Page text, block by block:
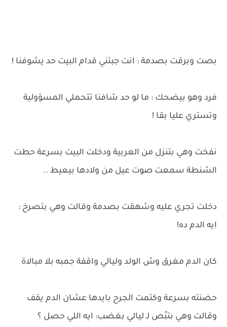
بصت وبرقت بصدمة : انت جبتني قدام البيت حد يشوفنا !
فرد وهو بيضحك : ما لو حد شافنا تتحملي المسؤولية
وتستري عليا بقا !
نفخت وهي بتنزل من العربية ودخلت البيت بسرعة حطت
الشنطة سمعت صوت عيل من ولادها بيعيط ..
دخلت تجري عليه وشهقت بصدمة وقالت وهي بتصرخ :
ايه الدم ده!
كان الدم مغرق وش الولد وليالي واقفة جمبه بلا مبالاة
حضنته بسرعة وكتمت الجرح بايدها عشان الدم يقف
وقالت وهي بتبُص لـ ليالي بغضب: ايه اللي حصل ؟